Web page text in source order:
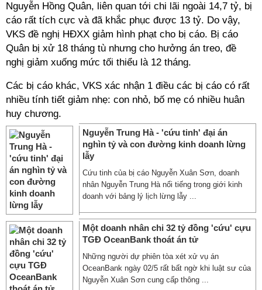
Nguyễn Hồng Quân, liên quan tới chi lãi ngoài 14,7 tỷ, bị
cáo rất tích cực và đã khắc phục được 13 tỷ. Do vậy,
VKS đề nghị HĐXX giảm hình phạt cho bị cáo. Bị cáo
Quân bị xử 18 tháng tù nhưng cho hưởng án treo, đề
nghị giảm xuống mức tối thiểu là 12 tháng.
Các bị cáo khác, VKS xác nhận 1 điều các bị cáo có rất
nhiều tính tiết giảm nhẹ: con nhỏ, bố mẹ có nhiều huân
huy chương.
Nguyễn Trung Hà - 'cứu tinh' đại án
nghìn tỷ và con đường kinh doanh lừng
lẫy
Cứu tinh của bị cáo Nguyễn Xuân Sơn, doanh
nhân Nguyễn Trung Hà nổi tiếng trong giới kinh
doanh với bảng lý lịch lừng lẫy ...
Một doanh nhân chi 32 tỷ đồng 'cứu' cựu
TGĐ OceanBank thoát án tử
Những người dự phiên tòa xét xử vụ án
OceanBank ngày 02/5 rất bất ngờ khi luật sư của
Nguyễn Xuân Sơn cung cấp thông ...